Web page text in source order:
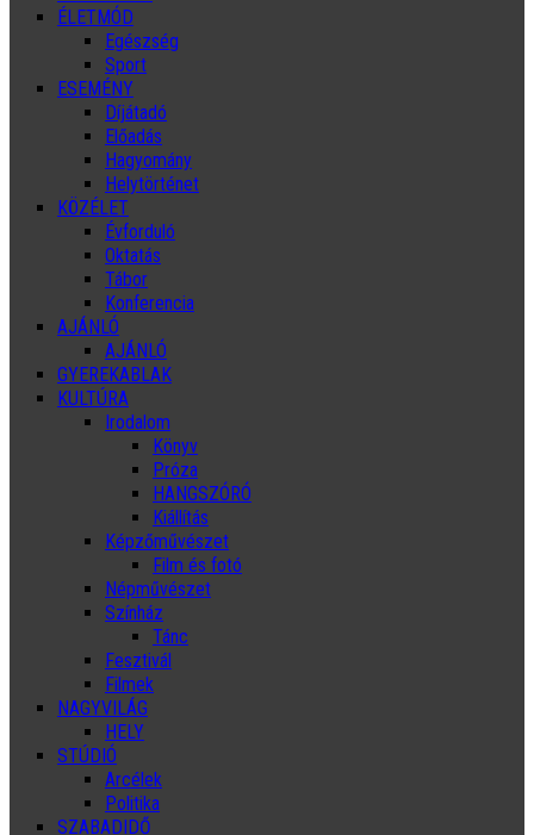
ÉLETMÓD
Egészség
Sport
ESEMÉNY
Díjátadó
Előadás
Hagyomány
Helytörténet
KÖZÉLET
Évforduló
Oktatás
Tábor
Konferencia
AJÁNLÓ
AJÁNLÓ
GYEREKABLAK
KULTÚRA
Irodalom
Könyv
Próza
HANGSZÓRÓ
Kiállítás
Képzőművészet
Film és fotó
Népművészet
Színház
Tánc
Fesztivál
Filmek
NAGYVILÁG
HELY
STÚDIÓ
Arcélek
Politika
SZABADIDŐ